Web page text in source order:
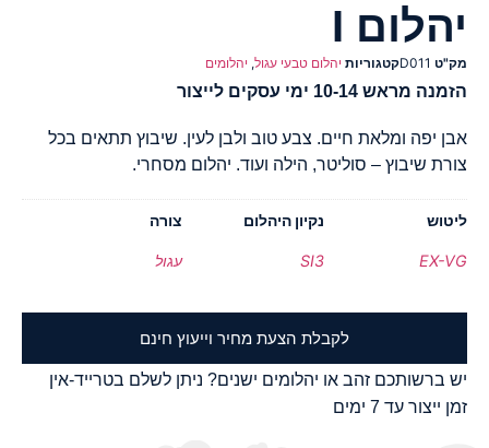
יהלום I
מק"ט D011קטגוריות יהלום טבעי עגול, יהלומים
הזמנה מראש 10-14 ימי עסקים לייצור
אבן יפה ומלאת חיים. צבע טוב ולבן לעין. שיבוץ תתאים בכל
צורת שיבוץ – סוליטר, הילה ועוד. יהלום מסחרי.
ליטוש
EX-VG
נקיון היהלום
SI3
צורה
עגול
לקבלת הצעת מחיר וייעוץ חינם
יש ברשותכם זהב או יהלומים ישנים? ניתן לשלם בטרייד-אין
זמן ייצור עד 7 ימים